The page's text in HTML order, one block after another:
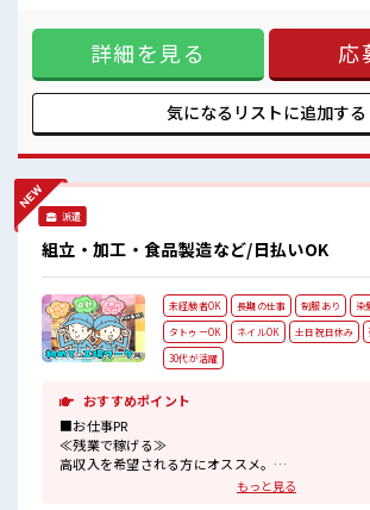
ことは現状ないが、10～20kgの重量が
ある要。棚に格納するにあたり150cmほ
す。【取扱製品情報】金属製品(減速機部
間接部分に使われているギヤやシャフト
滑らかにコンパクトにする為の製品。 ■お仕事PR ≪稼ぎたい
人向け≫ 高収入を希望される方にオスス
奇抜でなければ基本的に自由！ (規定有)
服選びに悩まずOK♪ ≪未経験OKの仕事
う！ ≪自分に合った期間で働ける≫ 福利
お仕事です！ ■職場の雰囲気 キバツ過ぎなければ髪色・髪型
は自由！ あなたの個性を大事にできま
たくさん活躍中の活気ある職場！ 休憩室
も充実しそう♪
詳細を見る 応
気になるリストに追加する
派遣
組立・加工・食品製造など/日払いOK
未経験者OK 長期の仕事 制服あり 染
タトゥーOK
ネイルOK 土日祝日休み
30代が活躍
おすすめポイント
■お仕事PR
≪残業で稼げる≫
高収入を希望される方にオススメ。
残業は月20時間以上あります♪もっと見る